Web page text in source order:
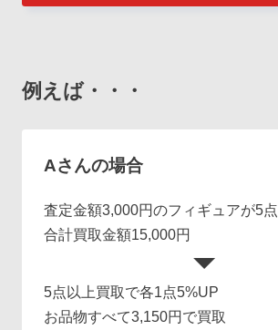
例えば・・・
Aさんの場合
査定金額3,000円のフィギュアが5点
合計買取金額15,000円
5点以上買取で各1点5%UP
お品物すべて3,150円で買取